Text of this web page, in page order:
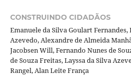
CONSTRUINDO CIDADÃOS
Emanuele da Silva Goulart
Azevedo, Alexandre de Almeida
Jacobsen Will, Fernando Nunes de
de Souza Freitas, Layssa da Silva
Rangel, Alan Leite França